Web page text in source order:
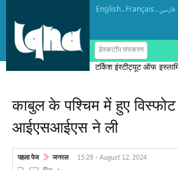
English. Français.فارسی
डेस्कटॉप संस्करण
टर्किश इंस्टीट्यूट ऑफ
काबुल के पश्चिम में हुए विस्फोट
आईएसआईएस ने ली
पहला पेज जनरल 15:29 - August 12, 2024